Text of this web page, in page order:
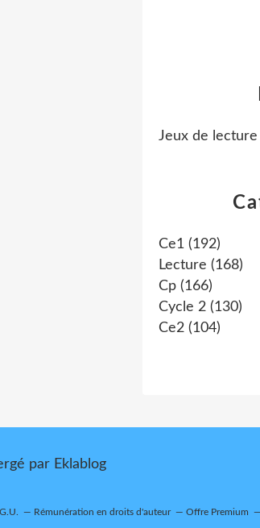
Ce1 (192)
Lecture (168)
Cp (166)
Cycle 2 (130)
Ce2 (104)
Jeux de lecture
par Eklablog
Rémunération en droits d'auteur Offre Premium